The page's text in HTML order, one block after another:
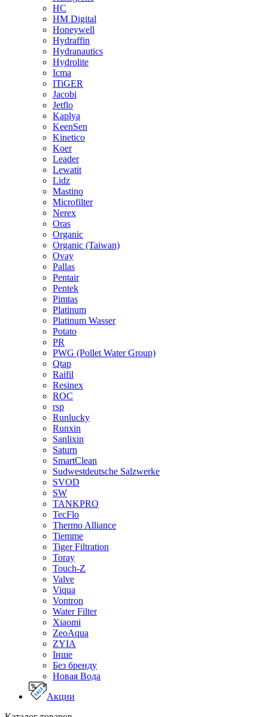
HC
HM Digital
Honeywell
Hydraffin
Hydranautics
Hydrolite
Icma
ITiGER
Jacobi
Jetflo
Kaplya
KeenSen
Kinetico
Koer
Leader
Lewatit
Lidz
Mastino
Microfilter
Nerex
Oras
Organic
Organic (Taiwan)
Ovay
Pallas
Pentair
Pentek
Pimtas
Platinum
Platinum Wasser
Potato
PR
PWG (Pollet Water Group)
Qtap
Raifil
Resinex
ROC
rsp
Runlucky
Runxin
Sanlixin
Saturn
SmartClean
Sudwestdeutsche Salzwerke
SVOD
SW
TANKPRO
TecFlo
Thermo Alliance
Tiemme
Tiger Filtration
Toray
Touch-Z
Valve
Viqua
Vontron
Water Filter
Xiaomi
ZeoAqua
ZYIA
Інше
Без бренду
Новая Вода
Акции